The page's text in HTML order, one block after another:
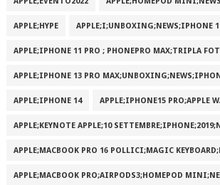
APPLE;HYPE APPLE;I;UNBOXING;NEWS;IPHONE
APPLE;IPHONE 11 PRO ; PHONEPRO MAX;TRIPLA
APPLE;IPHONE 13 PRO
APPLE;IPHONE 14 APPLE;IPHONE15 PRO;APPLE
APPLE;KEYNOTE APPLE;10
APPLE;MACBOOK PRO 16 POLLICI;MAGIC
APPLE;MACBOOK PRO;AIRPODS3;HOMEPOD